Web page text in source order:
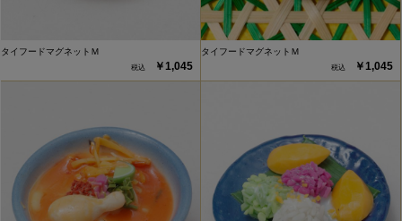
タイフードマグネットＭ
￥1,045
タイフードマグネットＭ
￥1,045